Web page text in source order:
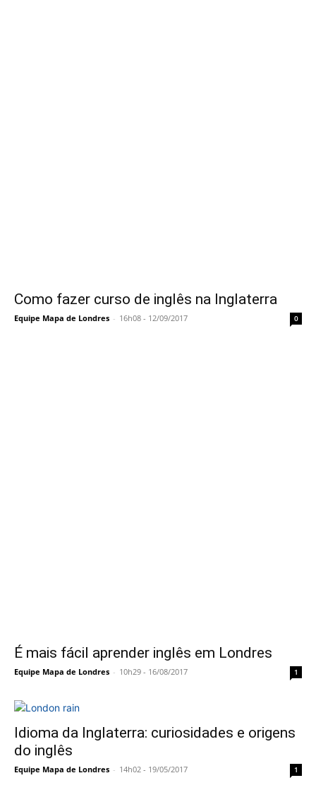
Como fazer curso de inglês na Inglaterra
Equipe Mapa de Londres - 16h08 - 12/09/2017 0
É mais fácil aprender inglês em Londres
Equipe Mapa de Londres - 10h29 - 16/08/2017 1
Idioma da Inglaterra: curiosidades e origens
do inglês
Equipe Mapa de Londres - 14h02 - 19/05/2017 1